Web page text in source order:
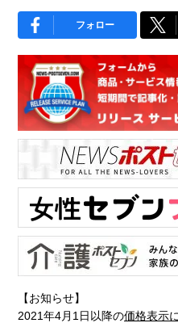
フォロー
【お知らせ】
2021年4月1日以降の価格表示